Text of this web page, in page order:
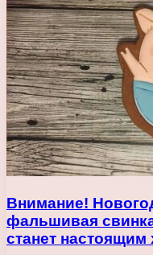
Внимание!
фальшивая
станет настоящим